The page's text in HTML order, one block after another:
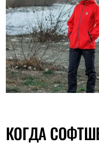
КОГДА